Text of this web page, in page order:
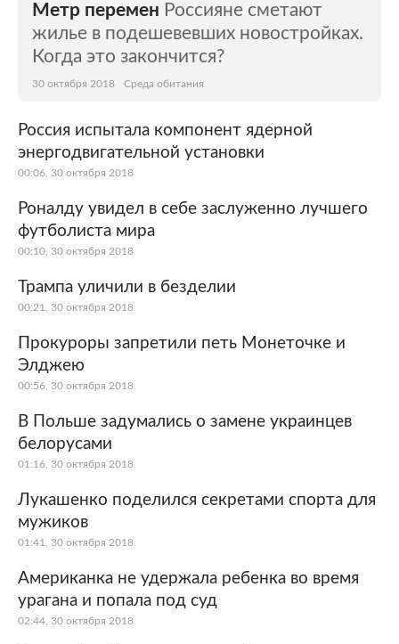
Метр перемен Россияне сметают
жилье в подешевевших новостройках.
Когда это закончится?
30 октября 2018 Среда обитания
Россия испытала компонент ядерной
энергодвигательной установки
00:06, 30 октября 2018
Роналду увидел в себе заслуженно лучшего
футболиста мира
00:10, 30 октября 2018
Трампа уличили в безделии
00:21, 30 октября 2018
Прокуроры запретили петь Монеточке и
Элджею
00:56, 30 октября 2018
В Польше задумались о замене украинцев
белорусами
01:16, 30 октября 2018
Лукашенко поделился секретами спорта для
мужиков
01:41, 30 октября 2018
Американка не удержала ребенка во время
урагана и попала под суд
02:44, 30 октября 2018